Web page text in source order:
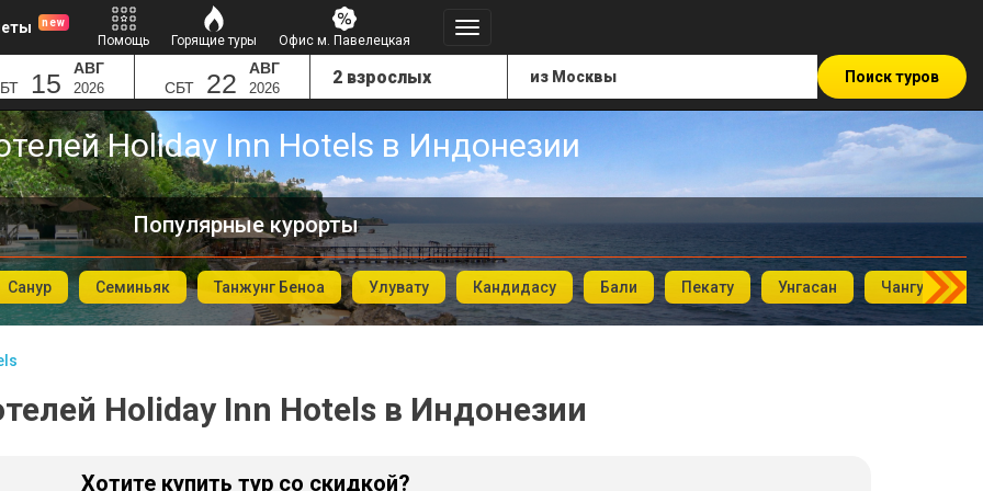
new
Помощь Горящие туры Офис м. Павелецкая
15 АВГ
2026 СБТ 22 АВГ
2026
Поиск туров
Holiday Inn Hotels в Индонезии
Популярные курорты
Санур Семиньяк Танжунг Беноа Улувату Кандидасу Бали Пекату Унгасан Чангу
Holiday Inn Hotels в Индонезии
Хотите купить тур со скидкой?